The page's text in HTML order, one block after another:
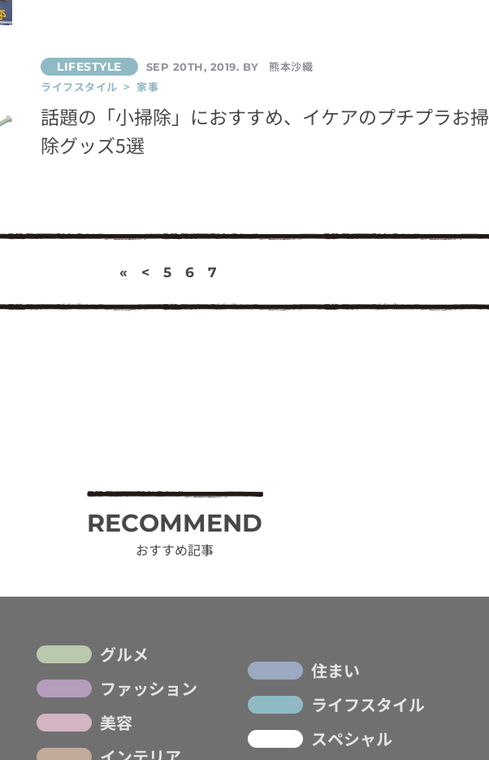
SEP 20TH, 2019. BY
熊本沙織
ライフスタイル > 家事
話題の「小掃除」におすすめ、イケアのプチプラお掃
除グッズ5選
« < 5 6 7
RECOMMEND
おすすめ記事
グルメ
ファッション
美容
住まい
ライフスタイル
スペシャル